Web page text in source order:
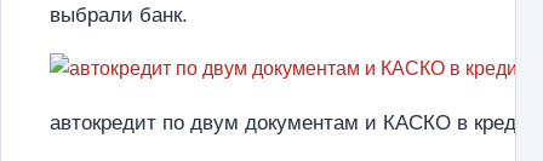
выбрали банк.
автокредит по двум документам и КАСКО в кредит